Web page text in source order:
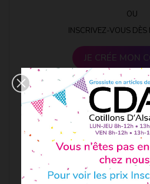
OU
INSCRIVEZ-VOUS DÈS
JE CRÉE MON